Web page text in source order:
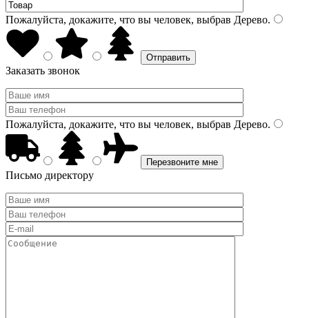
Пожалуйста, докажите, что вы человек, выбрав Дерево.
Заказать звонок
Пожалуйста, докажите, что вы человек, выбрав Дерево.
Письмо директору